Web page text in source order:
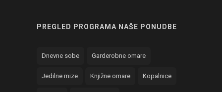
PREGLED PROGRAMA NAŠE PONUDBE
Dnevne sobe Garderobne omare
Jedilne mize Knjižne omare Kopalnice